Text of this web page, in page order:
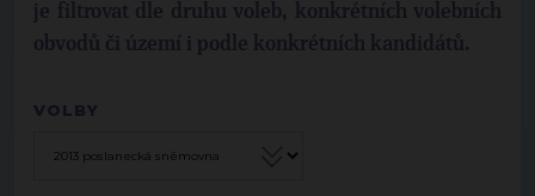
je filtrovat dle druhu voleb, konkrétních volebních
obvodů či území i podle konkrétních kandidátů.
VOLBY